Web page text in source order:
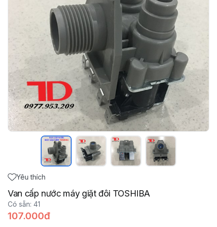
Yêu thích
Van cấp nước máy giặt đôi TOSHIBA
Có sẵn: 41
107.000đ